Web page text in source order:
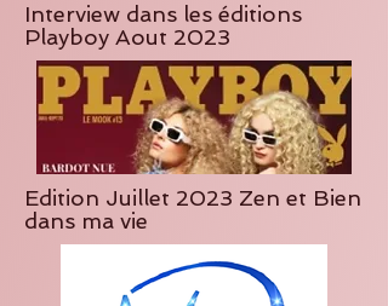
Interview dans les éditions
Playboy Aout 2023
Edition Juillet 2023 Zen et Bien
dans ma vie